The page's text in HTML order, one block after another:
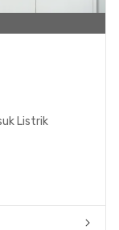
Listrik